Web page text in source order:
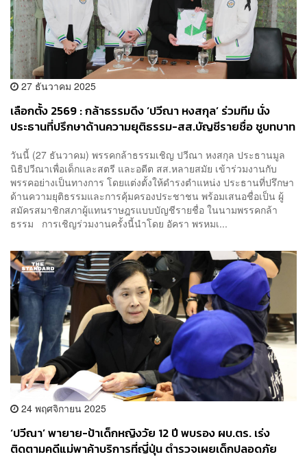
27 ธันวาคม 2025
เลือกตั้ง 2569 : กล้าธรรมดึง ‘ปวีณา หงสกุล’ ร่วมทีม นั่ง
ประธานที่ปรึกษาด้านความยุติธรรม-สส.บัญชีรายชื่อ ชูบทบาท
วันนี้ (27 ธันวาคม) พรรคกล้าธรรมเชิญ ปวีณา หงสกุล ประธานมูล
นิธิปวีณาเพื่อเด็กและสตรี และอดีต สส.หลายสมัย เข้าร่วมงานกับ
พรรคอย่างเป็นทางการ โดยแต่งตั้งให้ดำรงตำแหน่ง ประธานที่ปรึกษา
ด้านความยุติธรรมและการคุ้มครองประชาชน พร้อมเสนอชื่อเป็น ผู้
สมัครสมาชิกสภาผู้แทนราษฎรแบบบัญชีรายชื่อ ในนามพรรคกล้า
ธรรม การเชิญร่วมงานครั้งนี้นำโดย อัครา พรหมเ...
24 พฤศจิกายน 2025
‘ปวีณา’ พายาย-ป้าเด็กหญิงวัย 12 ปี พบรอง ผบ.ตร. เร่ง
ติดตามคดีแม่พาค้าบริการที่ญี่ปุ่น ตำรวจเผยเด็กปลอดภัย